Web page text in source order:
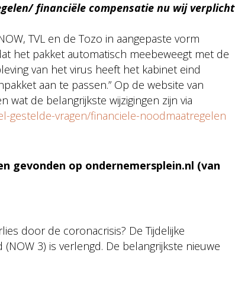
financiële compensatie nu wij verplicht
TVL en de Tozo in aangepaste vorm
het pakket automatisch meebeweegt met de
van het virus heeft het kabinet eind
aan te passen.” Op de website van
wat de belangrijkste wijzigingen zijn via
gestelde-vragen/financiele-noodmaatregelen
gevonden op ondernemersplein.nl (van
door de coronacrisis? De Tijdelijke
3) is verlengd. De belangrijkste nieuwe